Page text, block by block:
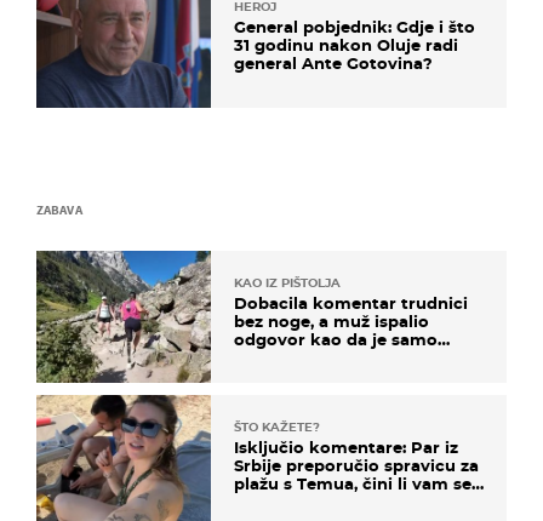
HEROJ
General pobjednik: Gdje i što
31 godinu nakon Oluje radi
general Ante Gotovina?
ZABAVA
KAO IZ PIŠTOLJA
Dobacila komentar trudnici
bez noge, a muž ispalio
odgovor kao da je samo
ŠTO KAŽETE?
Isključio komentare: Par iz
Srbije preporučio spravicu za
plažu s Temua, čini li vam se